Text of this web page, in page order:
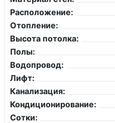
Расположение:
Отопление:
Высота потолка:
Полы:
Водопровод:
Лифт:
Канализация:
Кондиционирование:
Сотки: